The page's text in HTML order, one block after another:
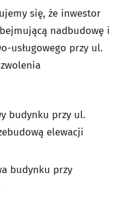
się, że inwestor
nadbudowę i
usługowego przy ul.
budynku przy ul.
elewacji
budynku przy